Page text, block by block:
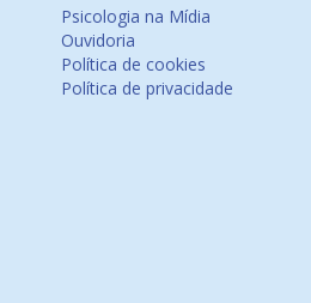
Psicologia na Mídia
Ouvidoria
Política de cookies
Política de privacidade